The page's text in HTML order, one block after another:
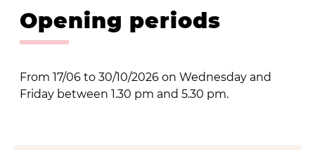
Opening periods
From 17/06 to 30/10/2026 on Wednesday and
Friday between 1.30 pm and 5.30 pm.